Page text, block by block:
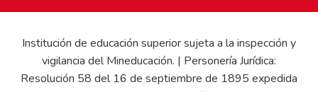
Institución de educación superior sujeta a la inspección y
vigilancia del Mineducación. | Personería Jurídica:
Resolución 58 del 16 de septiembre de 1895 expedida